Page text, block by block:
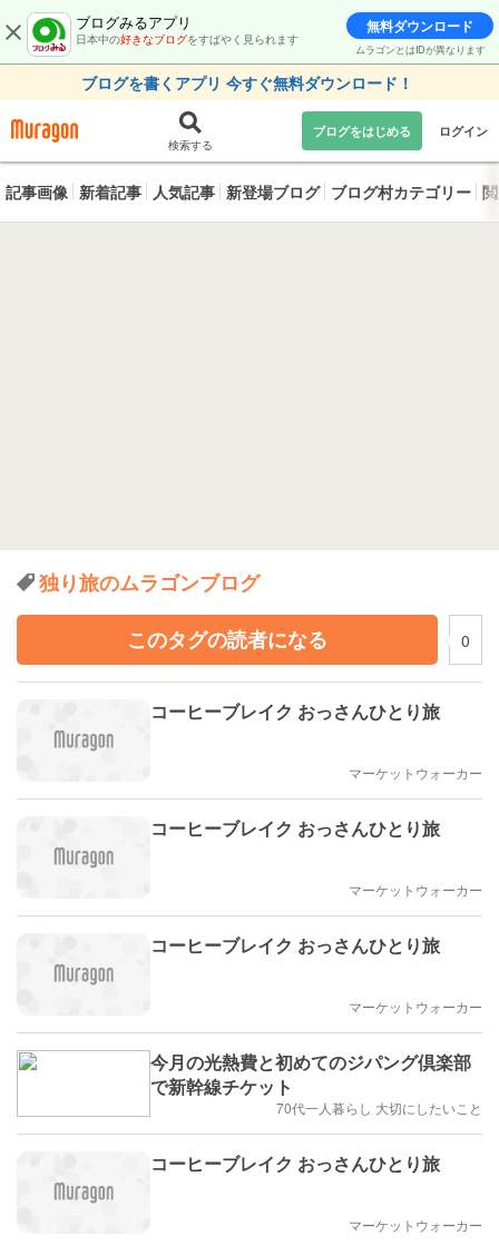
ブログみるアプリ
日本中の好きなブログをすばやく見られます
無料ダウンロード
ムラゴンとはIDが異なります
ブログを書くアプリ 今すぐ無料ダウンロード！
検索する
ブログをはじめる ログイン
記事画像 新着記事 人気記事 新登場ブログ ブログ村カテゴリー
独り旅のムラゴンブログ
このタグの読者になる
0
コーヒーブレイク おっさんひとり旅
マーケットウォーカー
コーヒーブレイク おっさんひとり旅
マーケットウォーカー
コーヒーブレイク おっさんひとり旅
マーケットウォーカー
今月の光熱費と初めてのジパング倶楽部
で新幹線チケット
70代一人暮らし 大切にしたいこと
コーヒーブレイク おっさんひとり旅
マーケットウォーカー